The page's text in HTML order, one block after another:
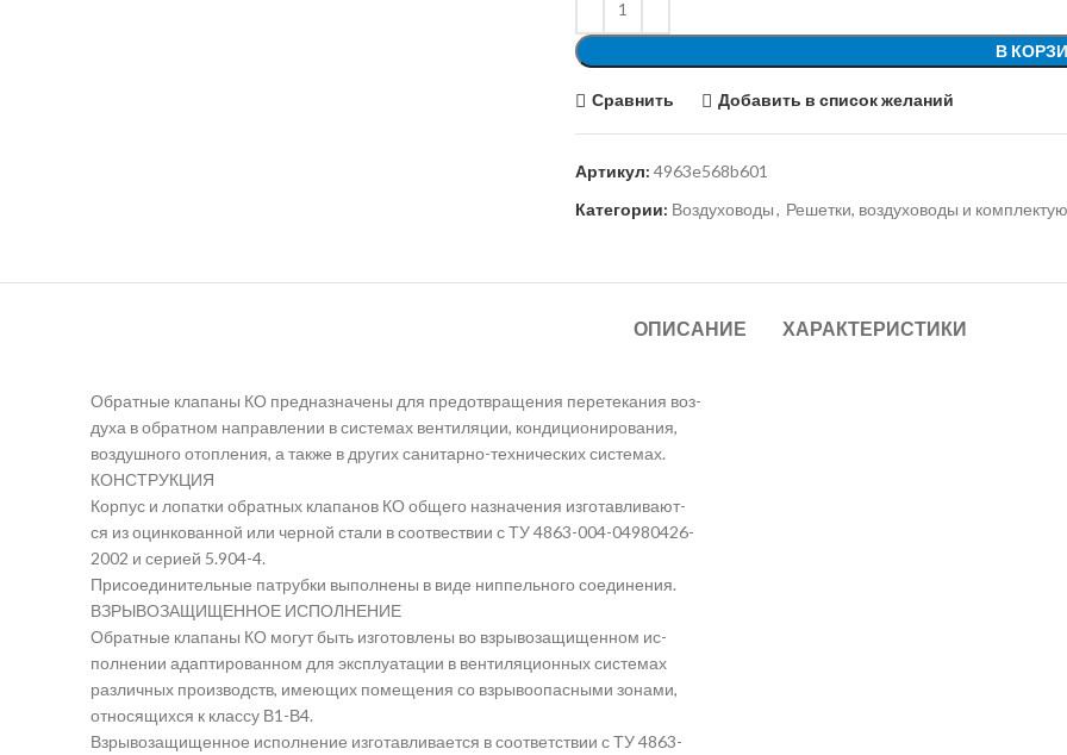
В
Сравнить Добавить в список желаний
Артикул:4963e568b601
Категории: Воздуховоды, Решетки, воздуховоды и
ОПИСАНИЕ ХАРАКТЕРИСТИКИ
Обратные клапаны КО предназначены для предотвращения перетекания воз-
духа в обратном направлении в системах вентиляции, кондиционирования,
воздушного отопления, а также в других санитарно-технических системах.
КОНСТРУКЦИЯ
Корпус и лопатки обратных клапанов КО общего назначения изготавливают-
ся из оцинкованной или черной стали в соотвествии с ТУ 4863-004-04980426-
2002 и серией 5.904-4.
Присоединительные патрубки выполнены в виде ниппельного соединения.
ВЗРЫВОЗАЩИЩЕННОЕ ИСПОЛНЕНИЕ
Обратные клапаны КО могут быть изготовлены во взрывозащищенном ис-
полнении адаптированном для эксплуатации в вентиляционных системах
различных производств, имеющих помещения со взрывоопасными зонами,
относящихся к классу В1-В4.
Взрывозащищенное исполнение изготавливается в соответствии с ТУ 4863-